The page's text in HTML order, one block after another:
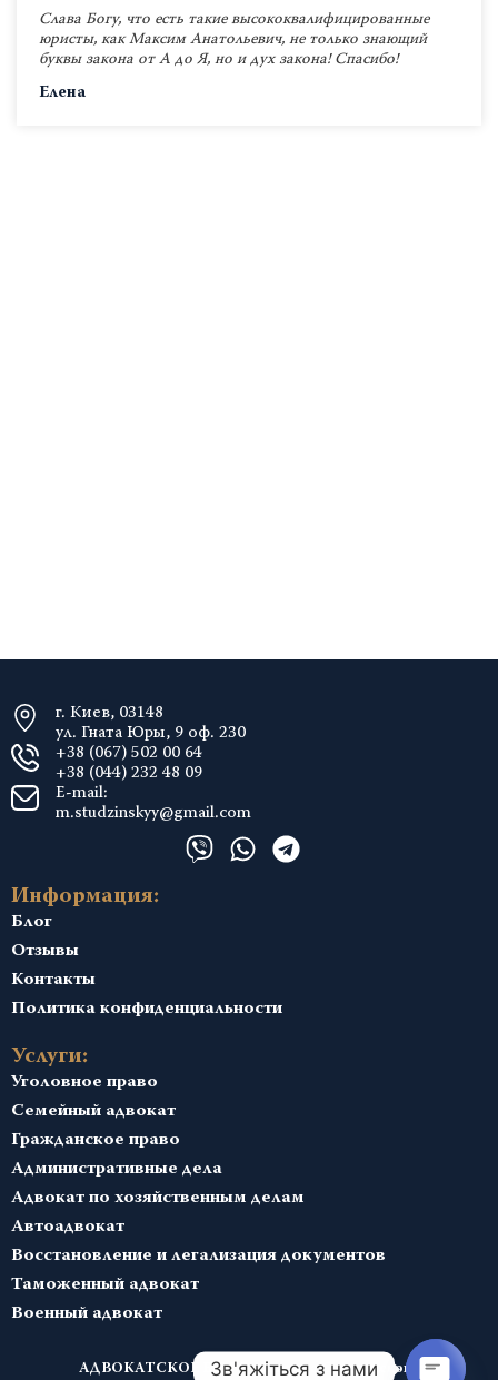
Слава Богу, что есть такие высококвалифицированные
юристы, как Максим Анатольевич, не только знающий
буквы закона от А до Я, но и дух закона! Спасибо!
Елена
г. Киев, 03148
ул. Гната Юры, 9 оф. 230
+38 (067) 502 00 64
+38 (044) 232 48 09
E-mail:
m.studzinskyy@gmail.com
Информация:
Блог
Отзывы
Контакты
Политика конфиденциальности
Услуги:
Уголовное право
Семейный адвокат
Гражданское право
Административные дела
Адвокат по хозяйственным делам
Автоадвокат
Восстановление и легализация документов
Таможенный адвокат
Военный адвокат
АДВОКАТСКОЕ БЮРО Максима Студзинского
Зв'яжіться з нами